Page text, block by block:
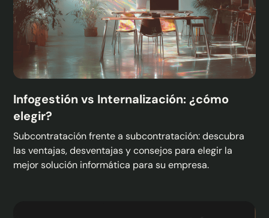
Infogestión vs Internalización: ¿cómo
elegir?
Subcontratación frente a subcontratación: descubra
las ventajas, desventajas y consejos para elegir la
mejor solución informática para su empresa.